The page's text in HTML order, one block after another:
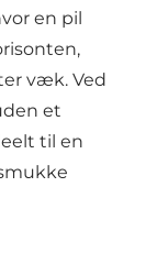
en pil
væk. Ved
et
til en